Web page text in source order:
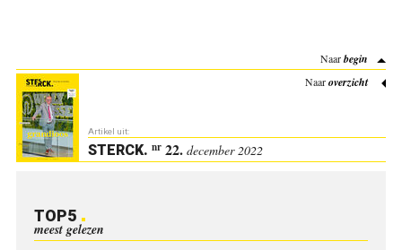
Naarbegin
Naaroverzicht
Artikel uit:
STERCK. nr22. december 2022
TOP5
meest gelezen